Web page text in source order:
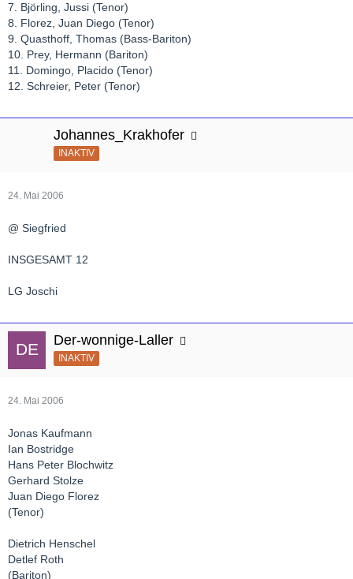
7. Björling, Jussi (Tenor)
8. Florez, Juan Diego (Tenor)
9. Quasthoff, Thomas (Bass-Bariton)
10. Prey, Hermann (Bariton)
11. Domingo, Placido (Tenor)
12. Schreier, Peter (Tenor)
Johannes_Krakhofer
INAKTIV
24. Mai 2006
@ Siegfried
INSGESAMT 12
LG Joschi
Der-wonnige-Laller
INAKTIV
24. Mai 2006
Jonas Kaufmann
Ian Bostridge
Hans Peter Blochwitz
Gerhard Stolze
Juan Diego Florez
(Tenor)
Dietrich Henschel
Detlef Roth
(Bariton)